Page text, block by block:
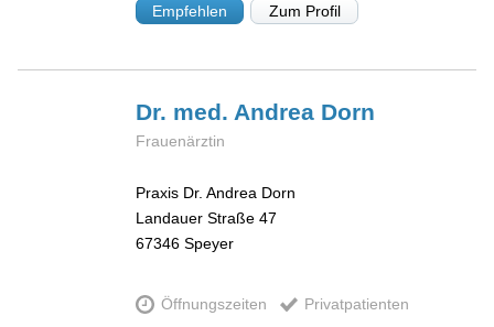
Empfehlen Zum Profil
Dr. med. Andrea Dorn
Frauenärztin
Praxis Dr. Andrea Dorn
Landauer Straße 47
67346 Speyer
Öffnungszeiten Privatpatienten